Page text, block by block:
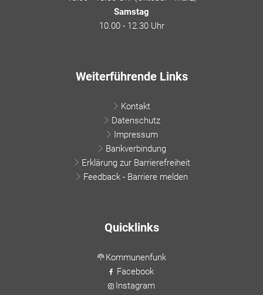
Samstag
10.00 - 12.30 Uhr
Weiterführende Links
Kontakt
Datenschutz
Impressum
Bankverbindung
Erklärung zur Barrierefreiheit
Feedback - Barriere melden
Quicklinks
Kommunenfunk
Facebook
Instagram